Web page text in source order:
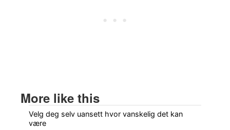
More like this
Velg deg selv uansett hvor vanskelig det kan
være